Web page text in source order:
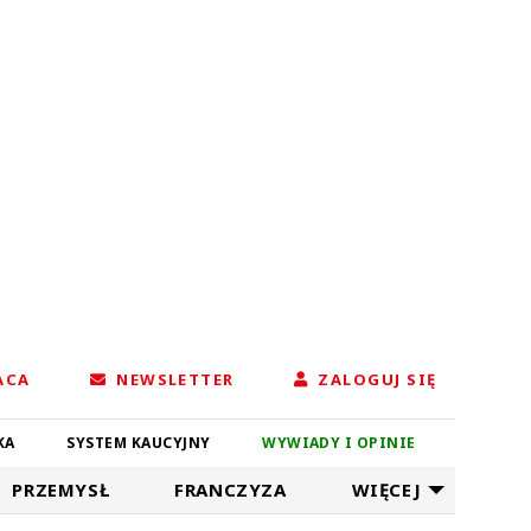
NEWSLETTER ZALOGUJ SIĘ
SYSTEM KAUCYJNY WYWIADY I OPINIE
PRZEMYSŁ FRANCZYZA WIĘCEJ